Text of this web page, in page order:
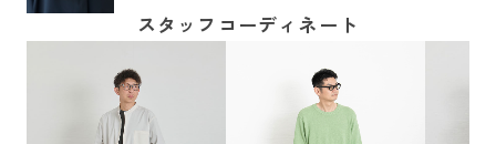
スタッフコーディネート